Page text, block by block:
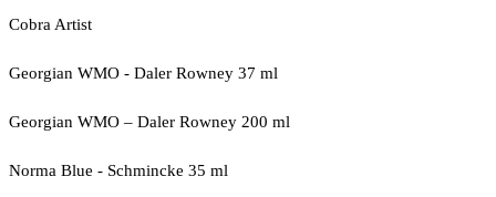
Cobra Artist
Georgian WMO - Daler Rowney 37 ml
Georgian WMO – Daler Rowney 200 ml
Norma Blue - Schmincke 35 ml